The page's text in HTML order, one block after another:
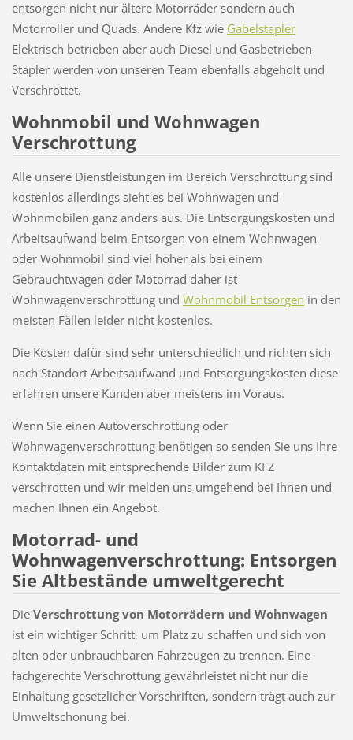
entsorgen nicht nur ältere Motorräder sondern auch
Motorroller und Quads. Andere Kfz wie Gabelstapler
Elektrisch betrieben aber auch Diesel und Gasbetrieben
Stapler werden von unseren Team ebenfalls abgeholt und
Verschrottet.
Wohnmobil und Wohnwagen
Verschrottung
Alle unsere Dienstleistungen im Bereich Verschrottung sind
kostenlos allerdings sieht es bei Wohnwagen und
Wohnmobilen ganz anders aus. Die Entsorgungskosten und
Arbeitsaufwand beim Entsorgen von einem Wohnwagen
oder Wohnmobil sind viel höher als bei einem
Gebrauchtwagen oder Motorrad daher ist
Wohnwagenverschrottung und Wohnmobil Entsorgen in den
meisten Fällen leider nicht kostenlos.
Die Kosten dafür sind sehr unterschiedlich und richten sich
nach Standort Arbeitsaufwand und Entsorgungskosten diese
erfahren unsere Kunden aber meistens im Voraus.
Wenn Sie einen Autoverschrottung oder
Wohnwagenverschrottung benötigen so senden Sie uns Ihre
Kontaktdaten mit entsprechende Bilder zum KFZ
verschrotten und wir melden uns umgehend bei Ihnen und
machen Ihnen ein Angebot.
Motorrad- und
Wohnwagenverschrottung: Entsorgen
Sie Altbestände umweltgerecht
Die Verschrottung von Motorrädern und Wohnwagen
ist ein wichtiger Schritt, um Platz zu schaffen und sich von
alten oder unbrauchbaren Fahrzeugen zu trennen. Eine
fachgerechte Verschrottung gewährleistet nicht nur die
Einhaltung gesetzlicher Vorschriften, sondern trägt auch zur
Umweltschonung bei.